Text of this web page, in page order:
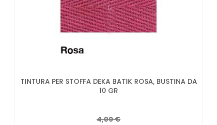
TINTURA PER STOFFA DEKA BATIK ROSA, BUSTINA DA
10 GR
4,00 €